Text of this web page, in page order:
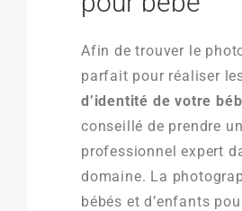
Afin de trouver le
parfait pour réaliser
d’identité de votre
conseillé de prendre un
professionnel expert
domaine. La
bébés et d’enfants